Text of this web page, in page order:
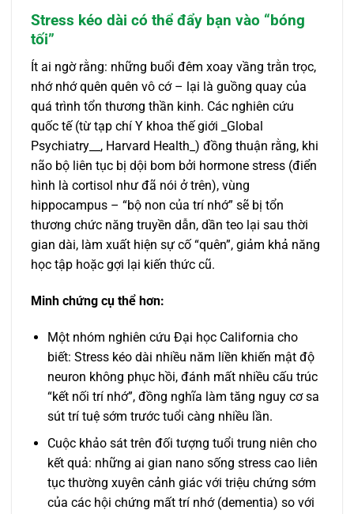
Stress kéo dài có thể đẩy bạn vào “bóng
tối”
Ít ai ngờ rằng: những buổi đêm xoay vầng trằn trọc,
nhớ nhớ quên quên vô cớ – lại là guồng quay của
quá trình tổn thương thần kinh. Các nghiên cứu
quốc tế (từ tạp chí Y khoa thế giới _Global
Psychiatry__, Harvard Health_) đồng thuận rằng, khi
não bộ liên tục bị dội bom bởi hormone stress (điển
hình là cortisol như đã nói ở trên), vùng
hippocampus – “bộ non của trí nhớ” sẽ bị tổn
thương chức năng truyền dẫn, dần teo lại sau thời
gian dài, làm xuất hiện sự cố “quên”, giảm khả năng
học tập hoặc gợi lại kiến thức cũ.
Minh chứng cụ thể hơn:
Một nhóm nghiên cứu Đại học California cho
biết: Stress kéo dài nhiều năm liền khiến mật độ
neuron không phục hồi, đánh mất nhiều cấu trúc
“kết nối trí nhớ”, đồng nghĩa làm tăng nguy cơ sa
sút trí tuệ sớm trước tuổi càng nhiều lần.
Cuộc khảo sát trên đối tượng tuổi trung niên cho
kết quả: những ai gian nano sống stress cao liên
tục thường xuyên cảnh giác với triệu chứng sớm
của các hội chứng mất trí nhớ (dementia) so với